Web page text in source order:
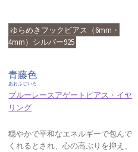
ゆらめきフックピアス（6mm・
4mm）シルバー925
青藤色
あおふじいろ
ブルーレースアゲートピアス・イヤ
リング
穏やかで平和なエネルギーで包んで
くれるとされ、心の高ぶりを抑え、